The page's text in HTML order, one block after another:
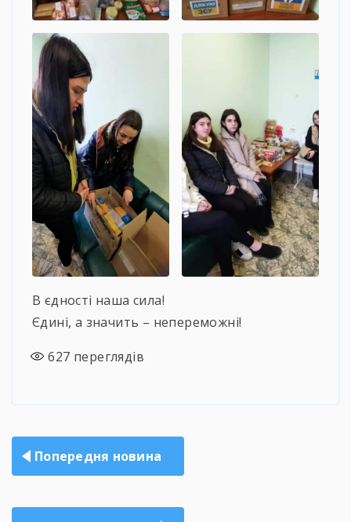
В єдності наша сила!
Єдині, а значить – непереможні!
627 переглядів
Навігація
записів
Попередня новина